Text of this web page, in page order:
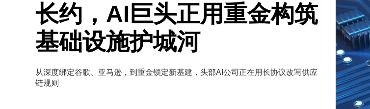
长约，AI巨头正用重金构筑
基础设施护城河
从深度绑定谷歌、亚马逊，到重金锁定新基建，头部AI公司正在用长协议改写供应
链规则